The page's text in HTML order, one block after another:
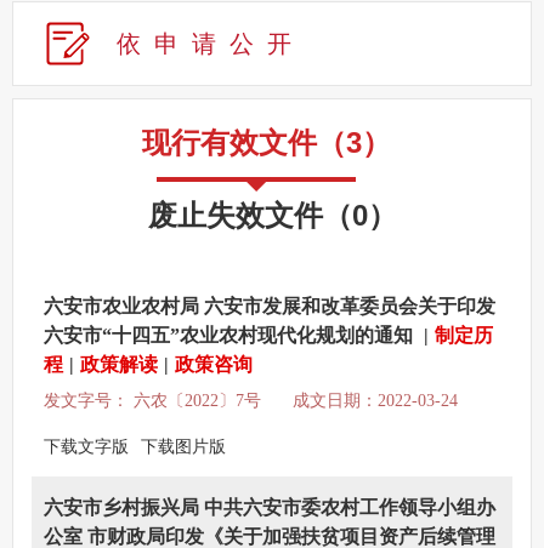
应急管理
回应关切
其他法定信息
依申请公 开
现行有效文件（3）
废止失效文件（0）
六安市农业农村局 六安市发展和改革委员会关于印发
六安市“十四五”农业农村现代化规划的通知 | 制定历
程 | 政策解读 | 政策咨询
发文字号： 六农〔2022〕7号 成文日期：2022-03-24
下载文字版 下载图片版
六安市乡村振兴局 中共六安市委农村工作领导小组办
公室 市财政局印发《关于加强扶贫项目资产后续管理